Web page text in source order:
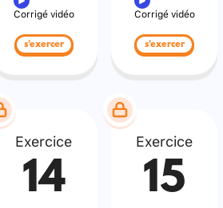
Corrigé vidéo
s'exercer
Corrigé vidéo
s'exercer
Exercice
14
Exercice
15